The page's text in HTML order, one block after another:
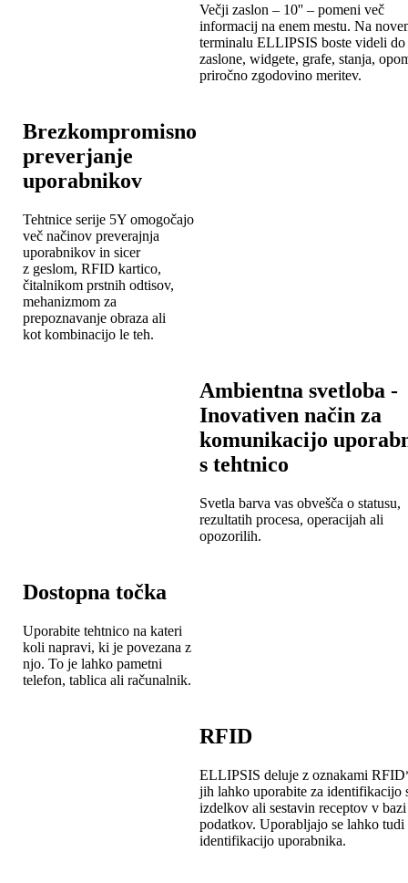
Večji zaslon – 10'' – pomeni več
informacij na enem mestu. Na
terminalu ELLIPSIS boste videli do
zaslone, widgete, grafe, stanja,
priročno zgodovino meritev.
Brezkompromisno
preverjanje
uporabnikov
Tehtnice serije 5Y omogočajo
več načinov preverajnja
uporabnikov in sicer
z geslom, RFID kartico,
čitalnikom prstnih odtisov,
mehanizmom za
prepoznavanje obraza ali
kot kombinacijo le teh.
Ambientna svetloba -
Inovativen način za
komunikacijo
s tehtnico
Svetla barva vas obvešča o statusu,
rezultatih procesa, operacijah ali
opozorilih.
Dostopna točka
Uporabite tehtnico na kateri
koli napravi, ki je povezana z
njo. To je lahko pametni
telefon, tablica ali računalnik.
RFID
ELLIPSIS deluje z oznakami
jih lahko uporabite za identifikacijo
izdelkov ali sestavin receptov v bazi
podatkov. Uporabljajo se lahko tudi
identifikacijo uporabnika.